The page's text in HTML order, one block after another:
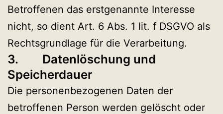
Betroffenen das erstgenannte Interesse
nicht, so dient Art. 6 Abs. 1 lit. f DSGVO als
Rechtsgrundlage für die Verarbeitung.
3. Datenlöschung und
Speicherdauer
Die personenbezogenen Daten der
betroffenen Person werden gelöscht oder